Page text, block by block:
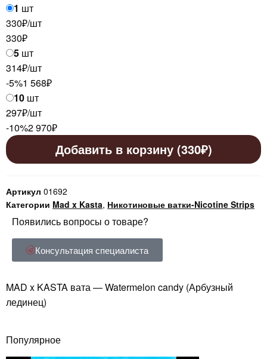
1 шт
330₽/шт
330₽
5 шт
314₽/шт
-5%1 568₽
10 шт
297₽/шт
-10%2 970₽
Добавить в корзину (330₽)
Артикул 01692
Категории Mad x Kasta, Никотиновые ватки-Nicotine Strips
Появились вопросы о товаре?
Консультация специалиста
MAD x KASTA вата — Watermelon candy (Арбузный
лединец)
Популярное